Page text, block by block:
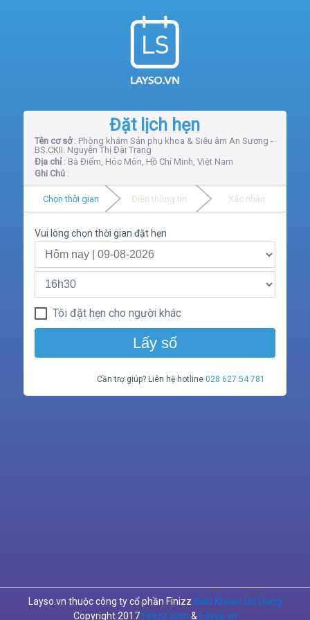
Đặt lịch hẹn
Tên cơ sở: Phòng khám Sản phụ khoa & Siêu âm An Sương -
BS.CKII. Nguyễn Thị Đài Trang
Địa chỉ: Bà Điểm, Hóc Môn, Hồ Chí Minh, Việt Nam
Ghi Chú:
Chọn thời gian Điền thông tin Xác nhận
Vui lòng chọn thời gian đặt hẹn
Tôi đặt hẹn cho người khác
Lấy số
Cần trợ giúp? Liên hệ hotline028 627 54 781
Layso.vn thuộc công ty cổ phần Finizz Điều Khoản Sử Dụng
Copyright 2017 Finizz.com & Layso.vn